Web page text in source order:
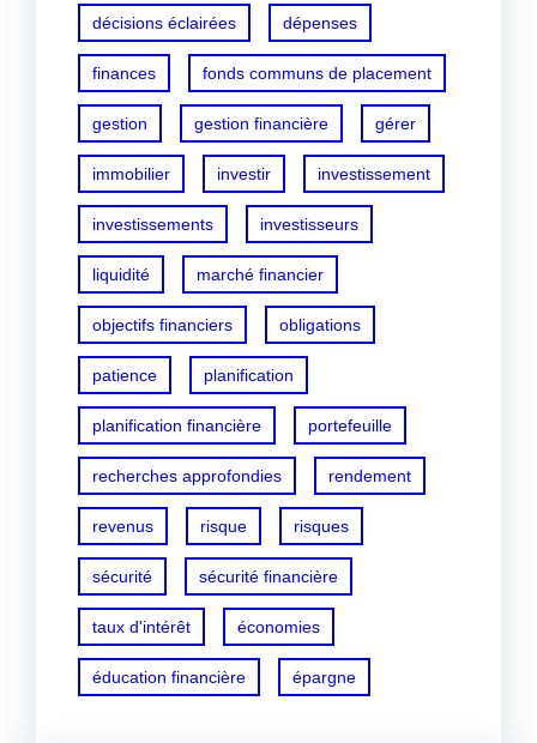
décisions éclairées dépenses
finances fonds communs de placement
gestion gestion financière gérer
immobilier investir investissement
investissements investisseurs
liquidité marché financier
objectifs financiers obligations
patience planification
planification financière portefeuille
recherches approfondies rendement
revenus risque risques
sécurité sécurité financière
taux d'intérêt économies
éducation financière épargne